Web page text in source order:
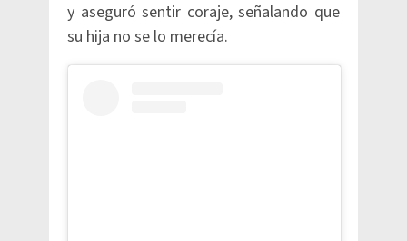
y aseguró sentir coraje, señalando que
su hija no se lo merecía.